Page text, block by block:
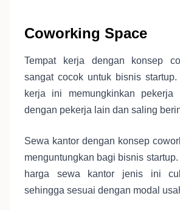
Coworking Space
Tempat kerja dengan konsep
sangat cocok untuk bisnis
kerja ini memungkinkan pekerja
dengan pekerja lain dan saling
Sewa kantor dengan konsep
menguntungkan bagi bisnis
harga sewa kantor jenis ini
sehingga sesuai dengan modal